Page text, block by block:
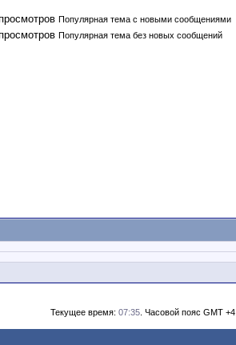
Популярная тема с новыми сообщениями
Популярная тема без новых сообщений
Текущее время: 07:35 . Часовой пояс GMT +4.